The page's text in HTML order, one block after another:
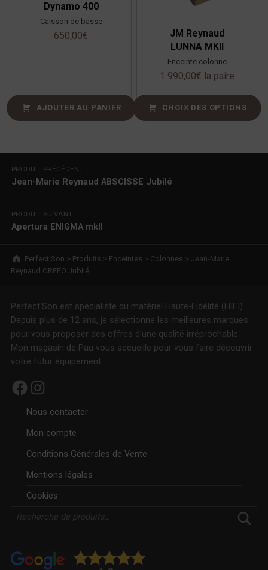
Dynamo 400
Caisson de basse
650,00€
AJOUTER AU PANIER
JM Reynaud
LUNNA MKII
Enceinte colonne
1 990,00€ la paire
CHOIX DES OPTIONS
Navigation de l’article
PRODUIT PRÉCÉDENT
Jean-Marie Reynaud ABSCISSE Jubilé
PRODUIT SUIVANT
Apertura ENIGMA mkII
Breadcrumbs navigation
Perfect’Son > Produits > Enceintes > Colonnes > Jean-Marie
Reynaud ORFEO Jubilé
Perfect'Son est spécialiste du matériel Haute-Fidélité (HIFI).
Depuis plus de 12 ans, je sélectionne les meilleures marques
pour vous proposer des offres d'une qualité irréprochable.
Mon magasin de Pau vous accueille pour vous faire découvrir
votre futur équipement.
Facebook Instagram
Nous contacter
Mon compte
Conditions Générales de Vente
Mentions légales
Cookies